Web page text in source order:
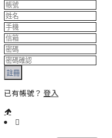
註冊
已有帳號？ 登入